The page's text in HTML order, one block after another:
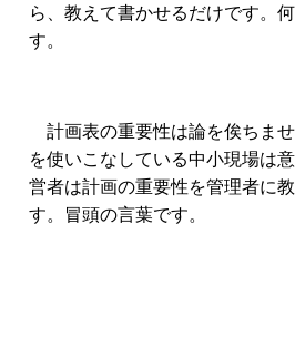
ら、教えて書かせるだけです。
す。
計画表の重要性は論を俟ちま
を使いこなしている中小現場は
営者は計画の重要性を管理者に
す。冒頭の言葉です。